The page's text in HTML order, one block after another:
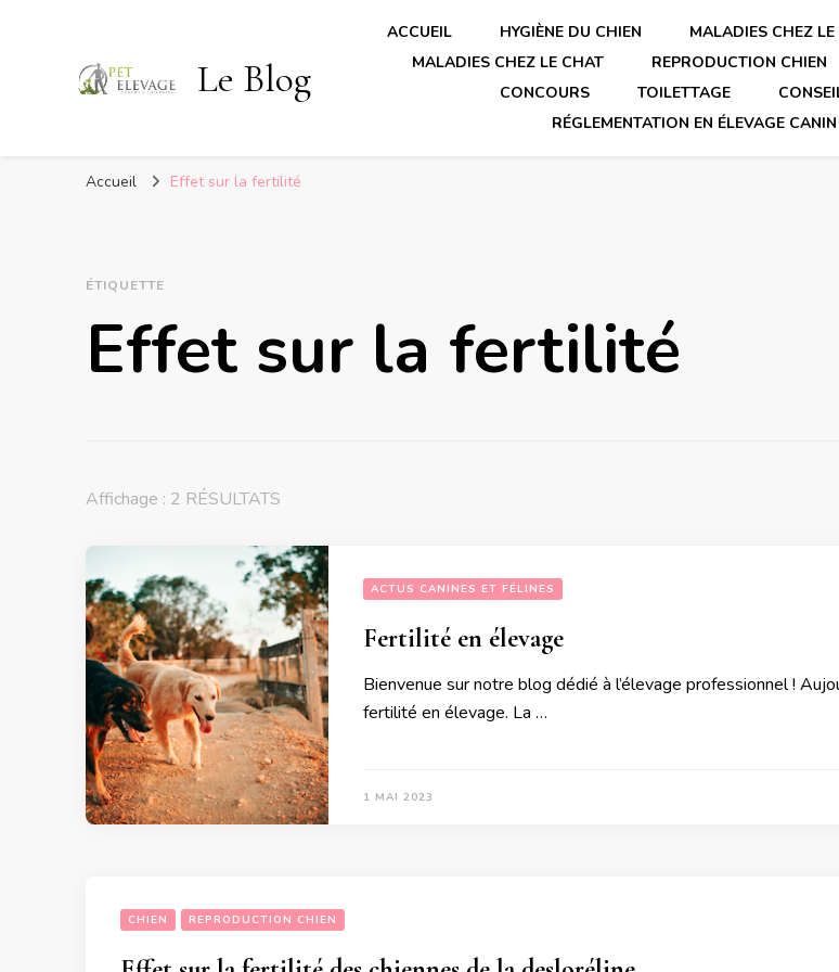
Le Blog
ACCUEIL HYGIÈNE DU CHIEN MALADIES CHEZ LE
MALADIES CHEZ LE CHAT
REPRODUCTION CHIEN
CONCOURS
TOILETTAGE
RÉGLEMENTATION EN ÉLEVAGE
Accueil Effet sur la fertilité
ÉTIQUETTE
Effet sur la fertilité
Affichage : 2 RÉSULTATS
ACTUS CANINES ET FÉLINES
Fertilité en élevage
Bienvenue sur notre blog dédié à l’élevage professionnel !
fertilité en élevage. La …
1 MAI 2023
CHIEN REPRODUCTION CHIEN